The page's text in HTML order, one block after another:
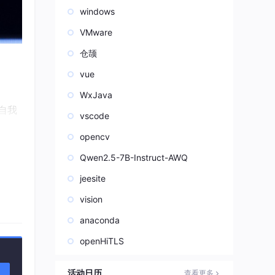
我
windows
VMware
仓颉
vue
WxJava
vscode
opencv
Qwen2.5-7B-Instruct-AWQ
jeesite
vision
anaconda
openHiTLS
活动日历 查看更多